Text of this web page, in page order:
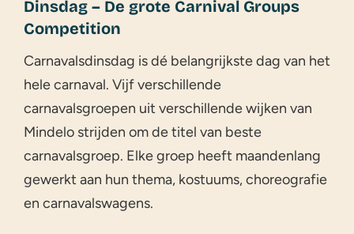
Dinsdag – De grote Carnival Groups
Competition
Carnavalsdinsdag is dé belangrijkste dag van het
hele carnaval. Vijf verschillende
carnavalsgroepen uit verschillende wijken van
Mindelo strijden om de titel van beste
carnavalsgroep. Elke groep heeft maandenlang
gewerkt aan hun thema, kostuums, choreografie
en carnavalswagens.